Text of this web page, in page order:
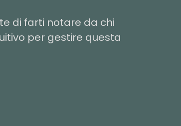
di farti notare da chi
per gestire questa